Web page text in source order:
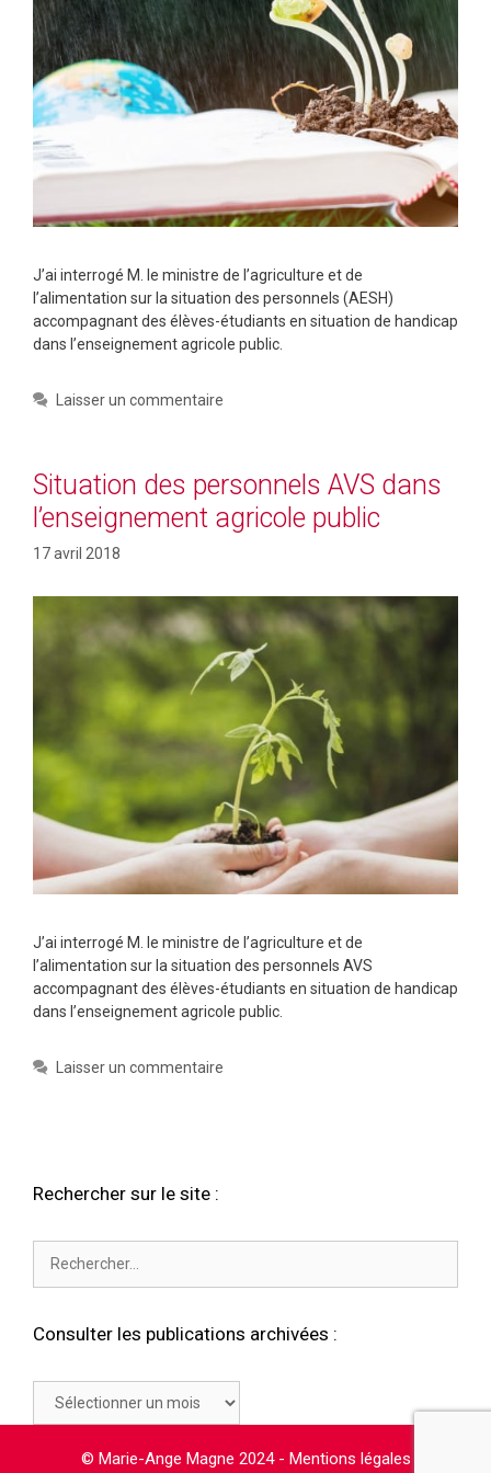
J’ai interrogé M. le ministre de l’agriculture et de
l’alimentation sur la situation des personnels (AESH)
accompagnant des élèves-étudiants en situation de handicap
dans l’enseignement agricole public.
Laisser un commentaire
Situation des personnels AVS dans
l’enseignement agricole public
17 avril 2018
J’ai interrogé M. le ministre de l’agriculture et de
l’alimentation sur la situation des personnels AVS
accompagnant des élèves-étudiants en situation de handicap
dans l’enseignement agricole public.
Laisser un commentaire
Rechercher sur le site :
Consulter les publications archivées :
archivées© Marie-Ange Magne 2024 - Mentions légales